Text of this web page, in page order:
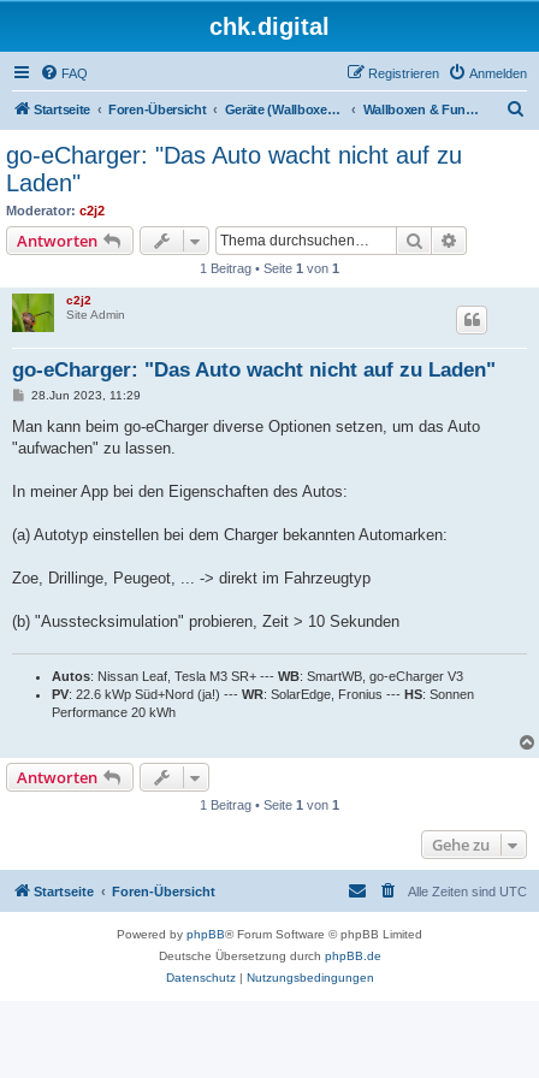
chk.digital
FAQ Anmelden
Registrieren
Startseite Foren-Übersicht Geräte (Wallboxen, Stromquellen, Autos) Wallboxen & Funkschalter
go-eCharger: "Das Auto wacht nicht auf zu
Laden"
Moderator: c2j2
Antworten Suche
1 Beitrag • Seite 1 von 1
c2j2
Site Admin
go-eCharger: "Das Auto wacht nicht auf zu Laden"
B
i
r
28.Jun 2023, 11:29
Man kann beim go-eCharger diverse Optionen setzen, um das Auto
"aufwachen" zu lassen.
In meiner App bei den Eigenschaften des Autos:
(a) Autotyp einstellen bei dem Charger bekannten Automarken:
Zoe, Drillinge, Peugeot, ... -> direkt im Fahrzeugtyp
(b) "Ausstecksimulation" probieren, Zeit > 10 Sekunden
Autos: Nissan Leaf, Tesla M3 SR+ --- WB: SmartWB, go-eCharger V3
PV: 22.6 kWp Süd+Nord (ja!) --- WR: SolarEdge, Fronius --- HS: Sonnen
Performance 20 kWh
Antworten
1 Beitrag • Seite 1 von 1
Gehe zu
Startseite Foren-Übersicht Alle Zeiten sind UTC
Powered by phpBB® Forum Software © phpBB Limited
Deutsche Übersetzung durch phpBB.de
Datenschutz| Nutzungsbedingungen